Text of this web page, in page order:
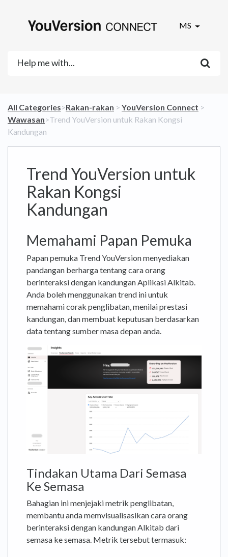
MS
All Categories​>​​Rakan-rakan ​ > ​ ​YouVersion Connect ​ > ​
Wawasan​>​ Trend YouVersion untuk Rakan Kongsi
Kandungan
Trend YouVersion untuk
Rakan Kongsi
Kandungan
Memahami Papan Pemuka
Papan pemuka Trend YouVersion menyediakan
pandangan berharga tentang cara orang
berinteraksi dengan kandungan Aplikasi Alkitab.
Anda boleh menggunakan trend ini untuk
memahami corak penglibatan, menilai prestasi
kandungan, dan membuat keputusan berdasarkan
data tentang sumber masa depan anda.
Tindakan Utama Dari Semasa
Ke Semasa
Bahagian ini menjejaki metrik penglibatan,
membantu anda memvisualisasikan cara orang
berinteraksi dengan kandungan Alkitab dari
semasa ke semasa. Metrik tersebut termasuk: